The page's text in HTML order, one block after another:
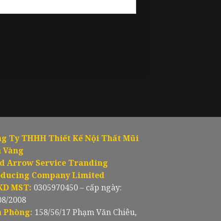
Ty THHH Thiết Kế Nội Thất Mũi
Vàng
Arrow Service Tranding
Company Limited
MST: 0305970450 – cấp ngày:
2008
Phòng: 158/56/17 Phạm Văn Chiêu,